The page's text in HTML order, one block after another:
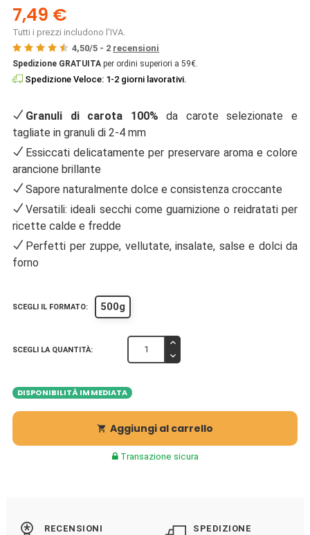
7,49 €
Tutti i prezzi includono l'IVA.
4,50/5 - 2 recensioni
Spedizione GRATUITA per ordini superiori a 59€.
Spedizione Veloce: 1-2 giorni lavorativi.
Granuli di carota 100% da carote selezionate e
tagliate in granuli di 2-4 mm
Essiccati delicatamente per preservare aroma e colore
arancione brillante
Sapore naturalmente dolce e consistenza croccante
Versatili: ideali secchi come guarnizione o reidratati per
ricette calde e fredde
Perfetti per zuppe, vellutate, insalate, salse e dolci da
forno
SCEGLI IL FORMATO: 500g
SCEGLI LA QUANTITÀ:
DISPONIBILITÀ IMMEDIATA
 Aggiungi al carrello
Transazione sicura
RECENSIONI
SPEDIZIONE